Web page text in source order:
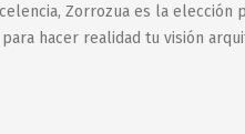
Zorrozua es la elección
hacer realidad tu visión